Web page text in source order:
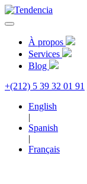
À propos
Services
Blog
+(212) 5 39 32 01 91
English
|
Spanish
|
Français